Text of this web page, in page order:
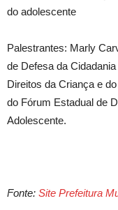
do adolescente
Palestrantes: Marly
de Defesa da
Direitos da Criança e
do Fórum Estadual de
Adolescente.
Fonte: Site Prefeitura